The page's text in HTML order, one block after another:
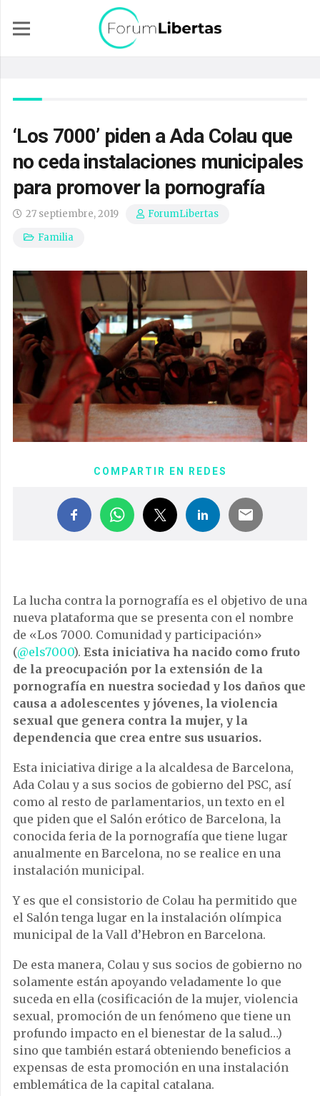
‘Los 7000’ piden a Ada Colau que
no ceda instalaciones municipales
para promover la pornografía
27 septiembre, 2019
ForumLibertas
Familia
COMPARTIR EN REDES
La lucha contra la pornografía es el objetivo de una
nueva plataforma que se presenta con el nombre
de «Los 7000. Comunidad y participación»
(@els7000). Esta iniciativa ha nacido como fruto
de la preocupación por la extensión de la
pornografía en nuestra sociedad y los daños que
causa a adolescentes y jóvenes, la violencia
sexual que genera contra la mujer, y la
dependencia que crea entre sus usuarios.
Esta iniciativa dirige a la alcaldesa de Barcelona,
Ada Colau y a sus socios de gobierno del PSC, así
como al resto de parlamentarios, un texto en el
que piden que el Salón erótico de Barcelona, la
conocida feria de la pornografía que tiene lugar
anualmente en Barcelona, no se realice en una
instalación municipal.
Y es que el consistorio de Colau ha permitido que
el Salón tenga lugar en la instalación olímpica
municipal de la Vall d’Hebron en Barcelona.
De esta manera, Colau y sus socios de gobierno no
solamente están apoyando veladamente lo que
suceda en ella (cosificación de la mujer, violencia
sexual, promoción de un fenómeno que tiene un
profundo impacto en el bienestar de la salud…)
sino que también estará obteniendo beneficios a
expensas de esta promoción en una instalación
emblemática de la capital catalana.